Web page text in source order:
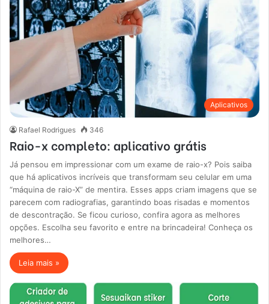
Aplicativos
Rafael Rodrigues 346
Raio-x completo: aplicativo grátis
Já pensou em impressionar com um exame de raio-x? Pois saiba
que há aplicativos incríveis que transformam seu celular em uma
“máquina de raio-X” de mentira. Esses apps criam imagens que se
parecem com radiografias, garantindo boas risadas e momentos
de descontração. Se ficou curioso, confira agora as melhores
opções. Escolha seu favorito e entre na brincadeira! Conheça os
melhores…
Leia mais »